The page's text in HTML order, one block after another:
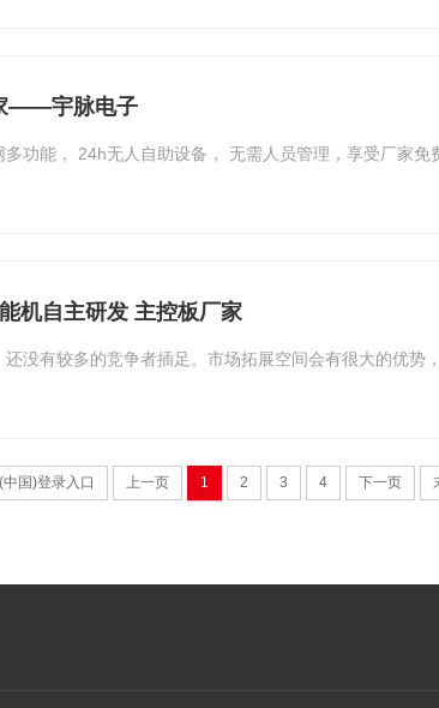
——宇脉电子
功能， 24h无人自助设备， 无需人员管理，享受厂家
机自主研发 主控板厂家
没有较多的竞争者插足。市场拓展空间会有很大的优
国)登录入口 上一页 1 2 3 4 下一页